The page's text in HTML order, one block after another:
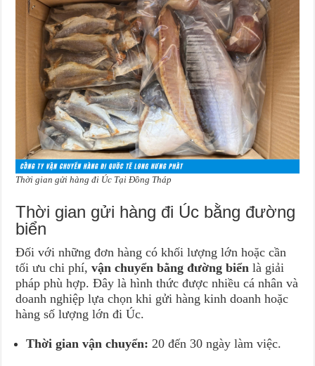
Thời gian gửi hàng đi Úc Tại Đồng Tháp
Thời gian gửi hàng đi Úc bằng đường
biển
Đối với những đơn hàng có khối lượng lớn hoặc cần
tối ưu chi phí,vận chuyển bằng đường biển là giải
pháp phù hợp. Đây là hình thức được nhiều cá nhân và
doanh nghiệp lựa chọn khi gửi hàng kinh doanh hoặc
hàng số lượng lớn đi Úc.
Thời gian vận chuyển: 20 đến 30 ngày làm việc.